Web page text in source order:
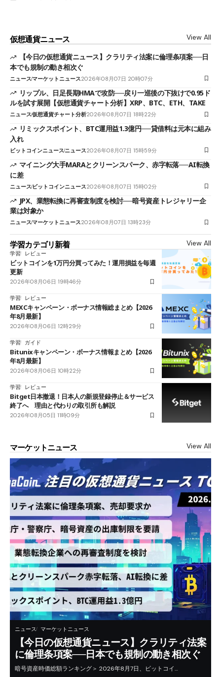
仮想通貨ニュース View All
【今日の仮想通貨ニュース】クラリティ法案に倫理条項案──日
本でも規制の動き相次ぐ
ニュースマーケットニュース2026年08月07日 20時07分
リップル、日足長期HMAで攻防──戻り一巡後の下抜けで0.95ド
ルを試す展開【仮想通貨チャート分析】XRP、BTC、ETH、TAKE
ニュース仮想通貨チャート分析2026年08月07日 18時22分
リミックスポイント、BTC運用益1.3億円──貸借料は元本に組み
入れ
ビットコインニュースニュース2026年08月07日 15時59分
マイニング大手MARAとクリーンスパーク、赤字転落──AI転換
に差
ニュースビットコインニュース2026年08月07日 15時02分
JPX、業態転換に再審査制度を検討──暗号資産トレジャリー企
業は対象か
ニュースマーケットニュース2026年08月07日 13時23分
学習カテゴリ新着 View All
学習 レビュー
ビットコインを1万円分買ってみた！運用損益を毎週
更新
2026年08月06日 19時46分
学習 レビュー
MEXCキャンペーン・ボーナス情報総まとめ【2026
年8月最新】
2026年08月06日 12時29分
学習 ガイド
Bitunixキャンペーン・ボーナス情報まとめ【2026
年8月最新】
2026年08月06日 10時22分
学習 レビュー
Bitget日本撤退！日本人の新規登録停止＆サービス
終了へ 理由と代わりの取引所も解説
2026年08月05日 11時09分
マーケットニュース View All
ニュース マーケットニュース
【今日の仮想通貨ニュース】クラリティ法案
に倫理条項案──日本でも規制の動き相次ぐ
暗号資産時価総額ランキング＞ 2026年8月7日、ビットコイ…